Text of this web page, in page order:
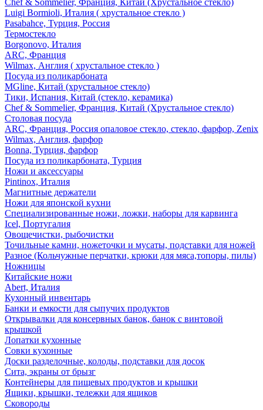
Chef & Sommelier, Франция, Китай (Хрустальное стекло)
Luigi Bormioli, Италия ( хрустальное стекло )
Pasabahce, Турция, Россия
Термостекло
Borgonovo, Италия
ARC, Франция
Wilmax, Англия ( хрустальное стекло )
Посуда из поликарбоната
MGline, Китай (хрустальное стекло)
Тики, Испания, Китай (стекло, керамика)
Chef & Sommelier, Франция, Китай (Хрустальное стекло)
Столовая посуда
ARC, Франция, Россия опаловое стекло, стекло, фарфор, Zenix
Wilmax, Англия, фарфор
Bonna, Турция, фарфор
Посуда из поликарбоната, Турция
Ножи и аксессуары
Pintinox, Италия
Магнитные держатели
Ножи для японской кухни
Специализированные ножи, ложки, наборы для карвинга
Icel, Португалия
Овощечистки, рыбочистки
Точильные камни, ножеточки и мусаты, подставки для ножей
Разное (Кольчужные перчатки, крюки для мяса,топоры, пилы)
Ножницы
Китайские ножи
Abert, Италия
Кухонный инвентарь
Банки и емкости для сыпучих продуктов
Открывалки для консервных банок, банок с винтовой
крышкой
Лопатки кухонные
Совки кухонные
Доски разделочные, колоды, подставки для досок
Сита, экраны от брызг
Контейнеры для пищевых продуктов и крышки
Ящики, крышки, тележки для ящиков
Сковороды